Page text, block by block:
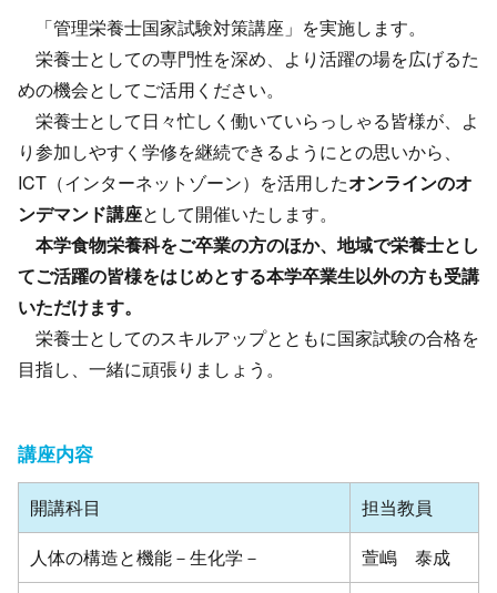
「管理栄養士国家試験対策講座」を実施します。
栄養士としての専門性を深め、より活躍の場を広げるた
めの機会としてご活用ください。
栄養士として日々忙しく働いていらっしゃる皆様が、よ
り参加しやすく学修を継続できるようにとの思いから、
ICT（インターネットゾーン）を活用したオンラインのオ
ンデマンド講座として開催いたします。
本学食物栄養科をご卒業の方のほか、地域で栄養士とし
てご活躍の皆様をはじめとする本学卒業生以外の方も受講
いただけます。
栄養士としてのスキルアップとともに国家試験の合格を
目指し、一緒に頑張りましょう。
講座内容
開講科目
担当教員
人体の構造と機能－生化学－
萱嶋 泰成